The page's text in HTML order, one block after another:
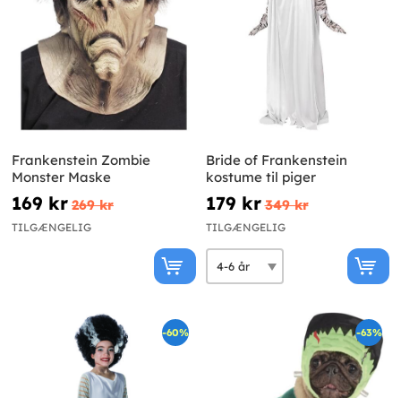
Frankenstein Zombie
Monster Maske
169 kr 269 kr
TILGÆNGELIG
Bride of Frankenstein
kostume til piger
179 kr 349 kr
TILGÆNGELIG
-60% -63%